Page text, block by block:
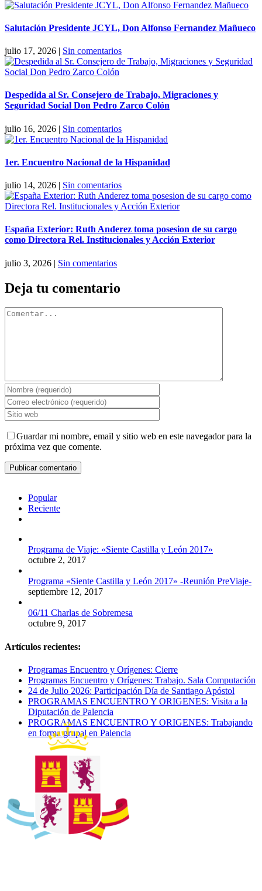
Salutación Presidente JCYL, Don Alfonso Fernandez Mañueco
julio 17, 2026 | Sin comentarios
Despedida al Sr. Consejero de Trabajo, Migraciones y
Seguridad Social Don Pedro Zarco Colón
julio 16, 2026 | Sin comentarios
1er. Encuentro Nacional de la Hispanidad
julio 14, 2026 | Sin comentarios
España Exterior: Ruth Anderez toma posesion de su cargo
como Directora Rel. Institucionales y Acción Exterior
julio 3, 2026 | Sin comentarios
Deja tu comentario
Comentar
Guardar mi nombre, email y sitio web en este navegador para la
próxima vez que comente.
Popular
Reciente
Programa de Viaje: «Siente Castilla y León 2017»
octubre 2, 2017
Programa «Siente Castilla y León 2017» -Reunión PreViaje-
septiembre 12, 2017
06/11 Charlas de Sobremesa
octubre 9, 2017
Artículos recientes:
Programas Encuentro y Orígenes: Cierre
Programas Encuentro y Orígenes: Trabajo. Sala Computación
24 de Julio 2026: Participación Día de Santiago Apóstol
PROGRAMAS ENCUENTRO Y ORIGENES: Visita a la
Diputación de Palencia
PROGRAMAS ENCUENTRO Y ORIGENES: Trabajando
en forma grupal en Palencia